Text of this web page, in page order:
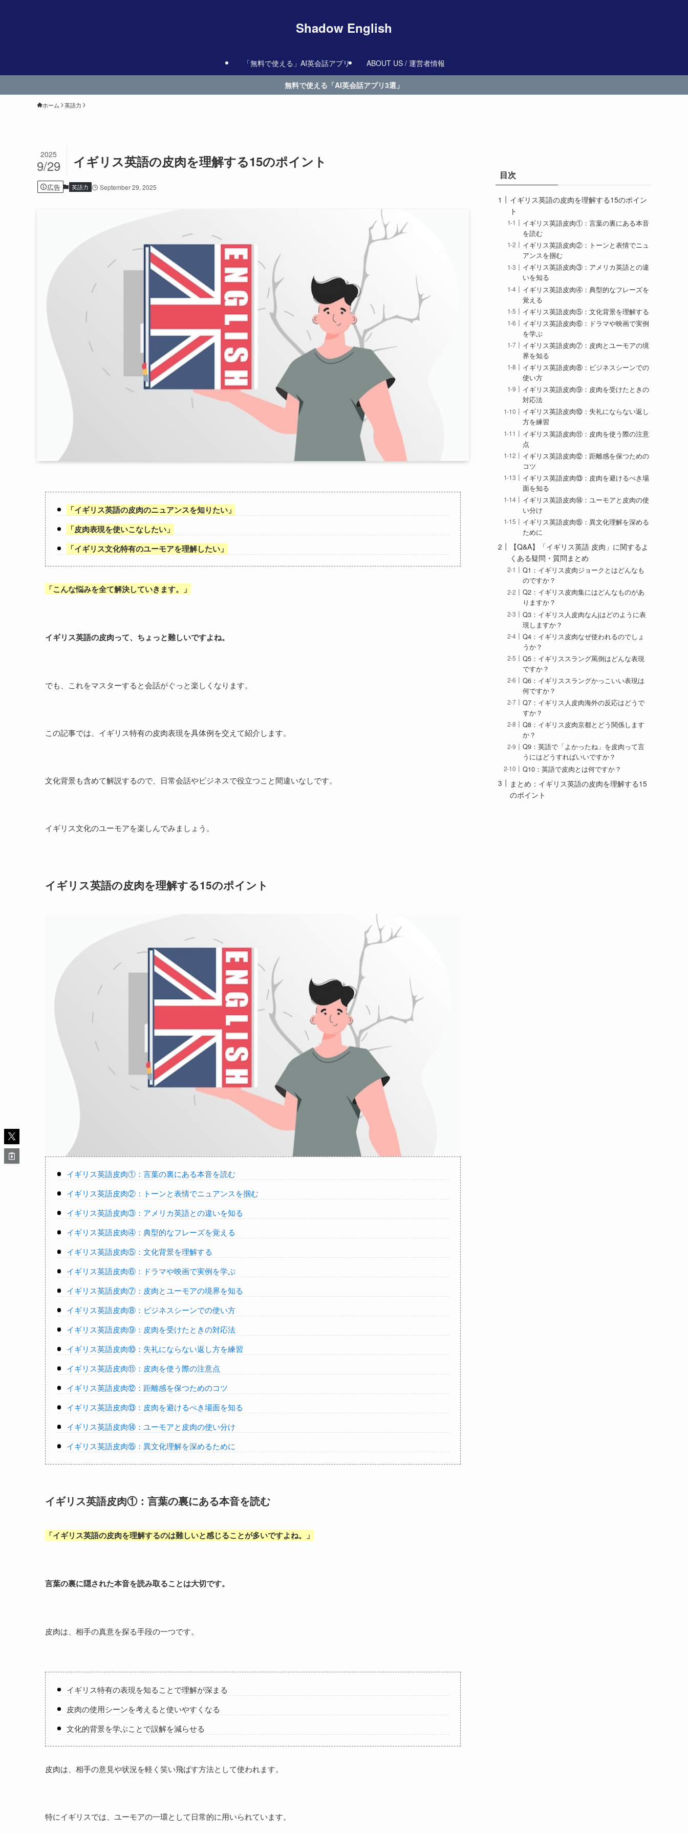
Shadow English
「無料で使える」AI英会話アプリ ABOUT US / 運営者情報
無料で使える「AI英会話アプリ3選」
ホーム 英語力
イギリス英語の皮肉を理解する15のポイント
2025
9/29
広告 英語力 September 29, 2025
「イギリス英語の皮肉のニュアンスを知りたい 」
「皮肉表現を使いこなしたい 」
「イギリス文化特有のユーモアを理解したい 」
「こんな悩みを全て解決していきます。 」
イギリス英語の皮肉って、ちょっと難しいですよね。
でも、これをマスターすると会話がぐっと楽しくなります。
この記事では、イギリス特有の皮肉表現を具体例を交えて紹介します。
文化背景も含めて解説するので、日常会話やビジネスで役立つこと間違いなしです。
イギリス文化のユーモアを楽しんでみましょう。
イギリス英語の皮肉を理解する15のポイント
イギリス英語皮肉①：言葉の裏にある本音を読む
イギリス英語皮肉②：トーンと表情でニュアンスを掴む
イギリス英語皮肉③：アメリカ英語との違いを知る
イギリス英語皮肉④：典型的なフレーズを覚える
イギリス英語皮肉⑤：文化背景を理解する
イギリス英語皮肉⑥：ドラマや映画で実例を学ぶ
イギリス英語皮肉⑦：皮肉とユーモアの境界を知る
イギリス英語皮肉⑧：ビジネスシーンでの使い方
イギリス英語皮肉⑨：皮肉を受けたときの対応法
イギリス英語皮肉⑩：失礼にならない返し方を練習
イギリス英語皮肉⑪：皮肉を使う際の注意点
イギリス英語皮肉⑫：距離感を保つためのコツ
イギリス英語皮肉⑬：皮肉を避けるべき場面を知る
イギリス英語皮肉⑭：ユーモアと皮肉の使い分け
イギリス英語皮肉⑮：異文化理解を深めるために
イギリス英語皮肉①：言葉の裏にある本音を読む
「イギリス英語の皮肉を理解するのは難しいと感じることが多いですよね。 」
言葉の裏に隠された本音を読み取ることは大切です。
皮肉は、相手の真意を探る手段の一つです。
イギリス特有の表現を知ることで理解が深まる
皮肉の使用シーンを考えると使いやすくなる
文化的背景を学ぶことで誤解を減らせる
皮肉は、相手の意見や状況を軽く笑い飛ばす方法として使われます。
特にイギリスでは、ユーモアの一環として日常的に用いられています。
目次
イギリス英語の皮肉を理解する15のポイン
ト
イギリス英語皮肉①：言葉の裏にある本音
を読む
イギリス英語皮肉②：トーンと表情でニュ
アンスを掴む
イギリス英語皮肉③：アメリカ英語との違
いを知る
イギリス英語皮肉④：典型的なフレーズを
覚える
イギリス英語皮肉⑤：文化背景を理解する
イギリス英語皮肉⑥：ドラマや映画で実例
を学ぶ
イギリス英語皮肉⑦：皮肉とユーモアの境
界を知る
イギリス英語皮肉⑧：ビジネスシーンでの
使い方
イギリス英語皮肉⑨：皮肉を受けたときの
対応法
イギリス英語皮肉⑩：失礼にならない返し
方を練習
イギリス英語皮肉⑪：皮肉を使う際の注意
点
イギリス英語皮肉⑫：距離感を保つための
コツ
イギリス英語皮肉⑬：皮肉を避けるべき場
面を知る
イギリス英語皮肉⑭：ユーモアと皮肉の使
い分け
イギリス英語皮肉⑮：異文化理解を深める
ために
【Q&A】「イギリス英語 皮肉」に関するよ
くある疑問・質問まとめ
Q1：イギリス皮肉ジョークとはどんなも
のですか？
Q2：イギリス皮肉集にはどんなものがあ
りますか？
Q3：イギリス人皮肉なんjはどのように表
現しますか？
Q4：イギリス皮肉なぜ使われるのでしょ
うか？
Q5：イギリススラング罵倒はどんな表現
ですか？
Q6：イギリススラングかっこいい表現は
何ですか？
Q7：イギリス人皮肉海外の反応はどうで
すか？
Q8：イギリス皮肉京都とどう関係します
か？
Q9：英語で「よかったね」を皮肉って言
うにはどうすればいいですか？
Q10：英語で皮肉とは何ですか？
まとめ：イギリス英語の皮肉を理解する15
のポイント